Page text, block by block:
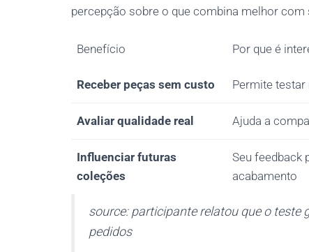
percepção sobre o que combina melhor com
Benefício Por que é
Receber peças sem custo Permite
Avaliar qualidade real Ajuda a
Influenciar futuras
coleções
Seu feedback
acabamento
source: participante relatou que o
pedidos